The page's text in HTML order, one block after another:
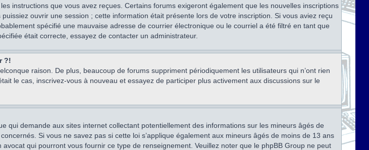
instructions que vous avez reçues. Certains forums exigeront également que les nouvelles inscriptions
ouvrir une session ; cette information était présente lors de votre inscription. Si vous aviez reçu
spécifié une mauvaise adresse de courrier électronique ou le courriel a été filtré en tant que
était correcte, essayez de contacter un administrateur.
?!
raison. De plus, beaucoup de forums suppriment périodiquement les utilisateurs qui n’ont rien
le cas, inscrivez-vous à nouveau et essayez de participer plus activement aux discussions sur le
qui demande aux sites internet collectant potentiellement des informations sur les mineurs âgés de
Si vous ne savez pas si cette loi s’applique également aux mineurs âgés de moins de 13 ans
qui pourront vous fournir ce type de renseignement. Veuillez noter que le phpBB Group ne peut